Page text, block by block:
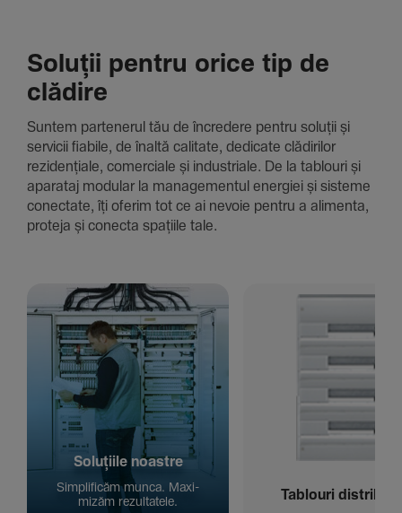
Soluții pentru orice tip de
clădire
Suntem parte­nerul tău de încre­dere pentru soluții și
servicii fiabile, de înaltă cali­tate, dedi­cate clădi­rilor
rezi­den­țiale, comer­ciale și indus­triale. De la tablouri și
aparataj modular la managementul energiei și sisteme
conec­tate, îți oferim tot ce ai nevoie pentru a alimenta,
proteja și conecta spațiile tale.
Solu­țiile noastre
Simpli­ficăm munca. Maxi­
mizăm rezul­ta­tele.
Tablouri